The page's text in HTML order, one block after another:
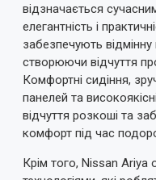
відзначається
елегантність і
забезпечують
створюючи відчуття
Комфортні сидіння,
панелей та
відчуття розкоші та
комфорт під час
Крім того, Nissan